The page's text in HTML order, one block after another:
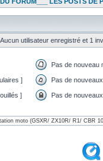
utilisateur enregistré et 1
Pas de nouveau
] Pas de
] Pas de